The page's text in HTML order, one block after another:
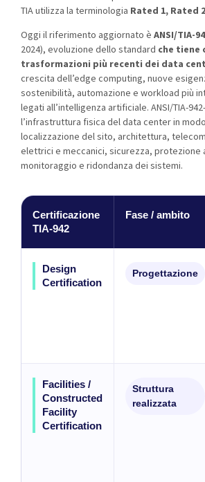
TIA utilizza la terminologia Rated 1, Rated
Oggi il riferimento aggiornato è ANSI/TIA-
2024), evoluzione dello standard che tiene
trasformazioni più recenti dei data
crescita dell’edge computing, nuove
sostenibilità, automazione e workload più
legati all’intelligenza artificiale. ANSI/TIA-
l’infrastruttura fisica del data center in
localizzazione del sito, architettura,
elettrici e meccanici, sicurezza, protezione
monitoraggio e ridondanza dei sistemi.
Certificazione
TIA-942
Fase / ambito
Design
Certification
Progettazione
Facilities /
Constructed
Facility
Certification
Struttura
realizzata